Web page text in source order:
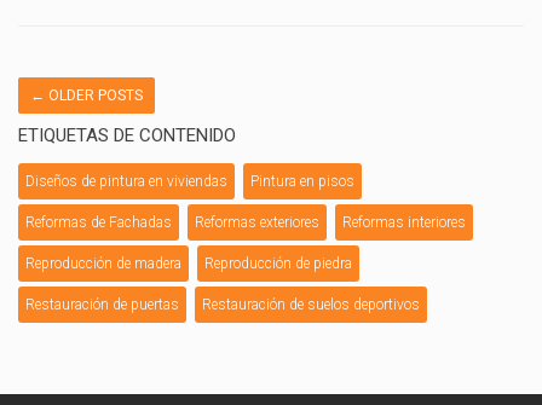
← OLDER POSTS
ETIQUETAS DE CONTENIDO
Diseños de pintura en viviendas Pintura en pisos
Reformas de Fachadas Reformas exteriores Reformas interiores
Reproducción de madera Reproducción de piedra
Restauración de puertas Restauración de suelos deportivos